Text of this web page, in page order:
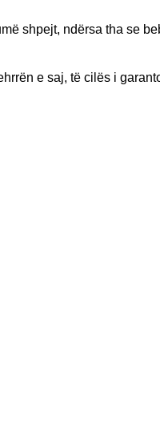
shpejt, ndërsa tha se
e saj, të cilës i